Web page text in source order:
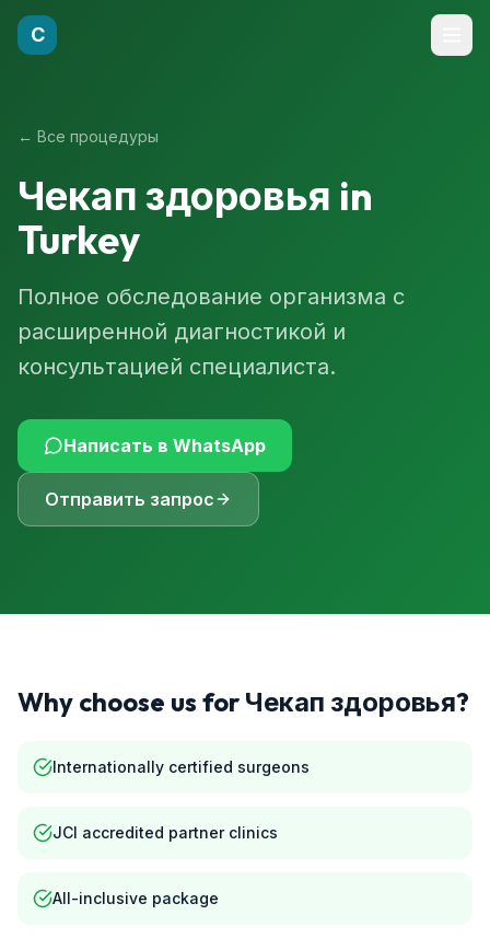
C
← Все процедуры
Чекап здоровья in
Turkey
Полное обследование организма с
расширенной диагностикой и
консультацией специалиста.
Написать в WhatsApp
Отправить запрос
Why choose us for Чекап здоровья?
Internationally certified surgeons
JCI accredited partner clinics
All-inclusive package